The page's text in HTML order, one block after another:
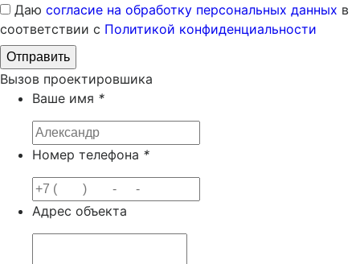
Даю согласие на обработку персональных данных в
соответствии с Политикой конфиденциальности
Вызов проектировшика
Ваше имя *
Номер телефона *
Адрес объекта